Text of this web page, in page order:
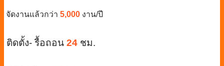
จัดงานแล้วกว่า 5,000 งาน/ปี
ติดตั้ง- รื้อถอน 24 ชม.